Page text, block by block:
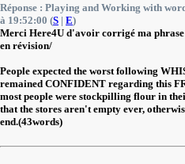
Réponse : Playing and Working with
à 19:52:00 (S | E)
Merci Here4U d'avoir corrigé ma phrase
en révision/
People expected the worst following
remained CONFIDENT regarding this
most people were stockpilling flour in
that the stores aren't empty ever,
end.(43words)